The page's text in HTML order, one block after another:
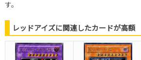
す。
レッドアイズに関連したカードが高額